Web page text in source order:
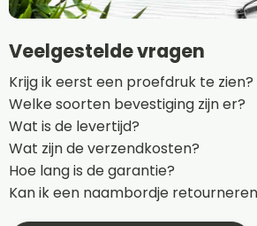
Veelgestelde vragen
Krijg ik eerst een proefdruk te zien?
Welke soorten bevestiging zijn er?
Wat is de levertijd?
Wat zijn de verzendkosten?
Hoe lang is de garantie?
Kan ik een naambordje